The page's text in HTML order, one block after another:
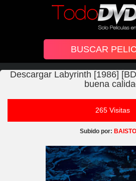
Descargar Labyrinth [1986]
buena
265 Visitas
Subido por: